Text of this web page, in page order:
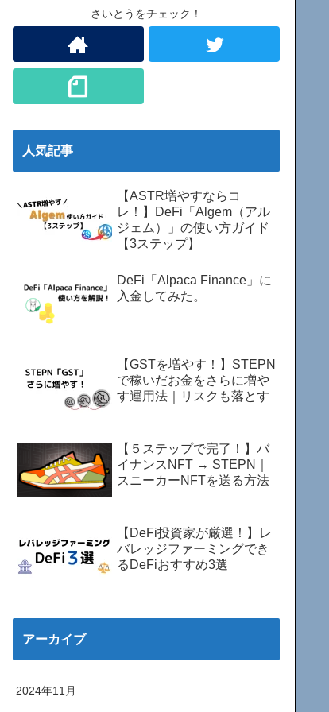
さいとうをチェック！
人気記事
【ASTR増やすならコ
レ！】DeFi「Algem（アル
ジェム）」の使い方ガイド
【3ステップ】
DeFi「Alpaca Finance」に
入金してみた。
【GSTを増やす！】STEPN
で稼いだお金をさらに増や
す運用法｜リスクも落とす
【５ステップで完了！】バ
イナンスNFT → STEPN｜
スニーカーNFTを送る方法
【DeFi投資家が厳選！】レ
バレッジファーミングでき
るDeFiおすすめ3選
アーカイブ
2024年11月